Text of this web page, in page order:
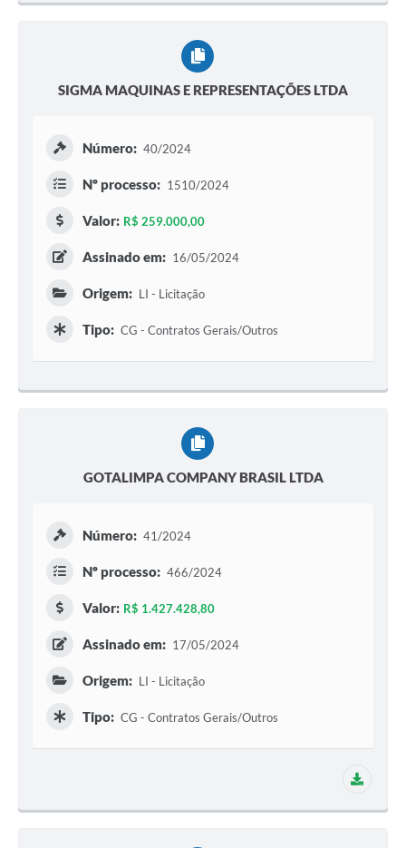
SIGMA MAQUINAS E REPRESENTAÇÕES LTDA
Número: 40/2024
Nº processo: 1510/2024
Valor: R$ 259.000,00
Assinado em: 16/05/2024
Origem: LI - Licitação
Tipo: CG - Contratos Gerais/Outros
GOTALIMPA COMPANY BRASIL LTDA
Número: 41/2024
Nº processo: 466/2024
Valor: R$ 1.427.428,80
Assinado em: 17/05/2024
Origem: LI - Licitação
Tipo: CG - Contratos Gerais/Outros